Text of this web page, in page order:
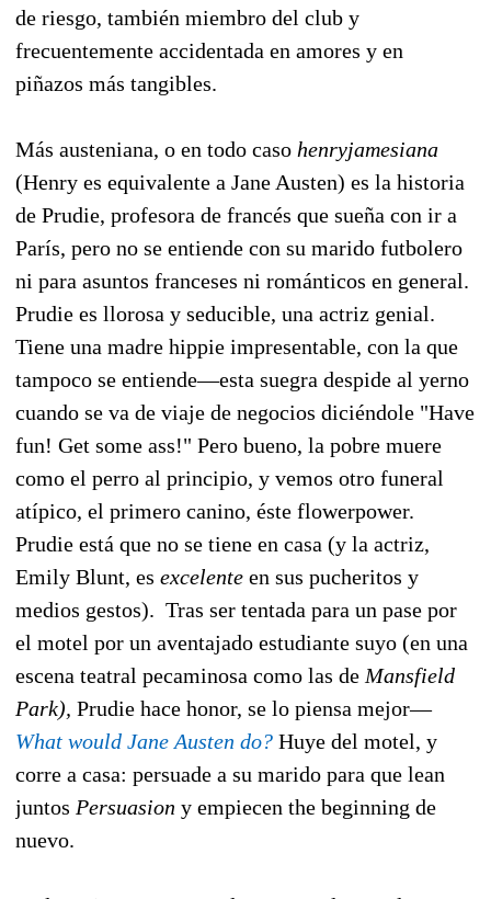
de riesgo, también miembro del club y
frecuentemente accidentada en amores y en
piñazos más tangibles.
Más austeniana, o en todo caso henryjamesiana
(Henry es equivalente a Jane Austen) es la historia
de Prudie, profesora de francés que sueña con ir a
París, pero no se entiende con su marido futbolero
ni para asuntos franceses ni románticos en general.
Prudie es llorosa y seducible, una actriz genial.
Tiene una madre hippie impresentable, con la que
tampoco se entiende—esta suegra despide al yerno
cuando se va de viaje de negocios diciéndole "Have
fun! Get some ass!" Pero bueno, la pobre muere
como el perro al principio, y vemos otro funeral
atípico, el primero canino, éste flowerpower.
Prudie está que no se tiene en casa (y la actriz,
Emily Blunt, es excelente en sus pucheritos y
medios gestos). Tras ser tentada para un pase por
el motel por un aventajado estudiante suyo (en una
escena teatral pecaminosa como las de Mansfield
Park), Prudie hace honor, se lo piensa mejor—
What would Jane Austen do? Huye del motel, y
corre a casa: persuade a su marido para que lean
juntos Persuasion y empiecen the beginning de
nuevo.